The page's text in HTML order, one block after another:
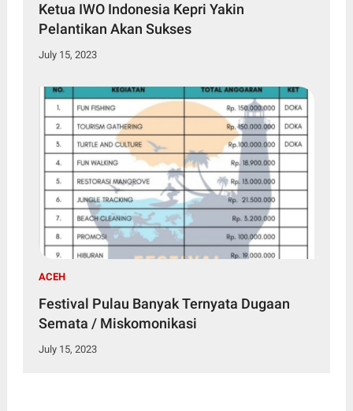
Ketua IWO Indonesia Kepri Yakin
Pelantikan Akan Sukses
July 15, 2023
ACEH
Festival Pulau Banyak Ternyata Dugaan
Semata / Miskomonikasi
July 15, 2023